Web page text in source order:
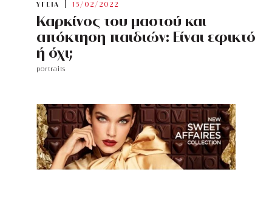
ΥΓΕΙΑ 15/02/2022
Καρκίνος του μαστού και
απόκτηση παιδιών: Είναι εφικτό
ή όχι;
portraits